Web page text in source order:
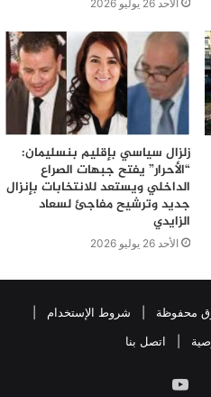
الأحد 26 يوليو 2026
زلزال سياسي بإقليم بنسليمان:
“الأحرار” يفتح جبهات الصراع
الداخلي ويستعد للانتخابات بإنزال
جديد وترشيح مفاجئ لسعاد
الزايدي
الأحد 26 يوليو 2026
شروط الإستخدام
اتصل بنا
يوتيوب